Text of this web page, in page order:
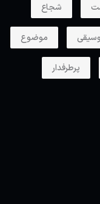
شجاع
موضوع
پرطرفدار